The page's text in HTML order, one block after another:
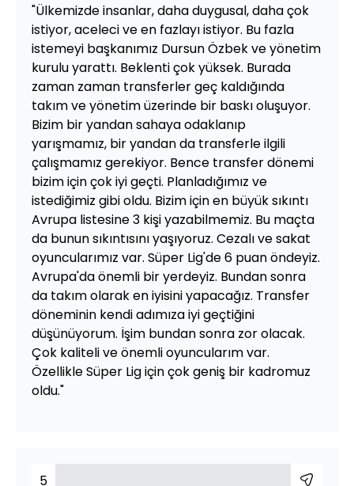
"Ülkemizde insanlar, daha duygusal, daha çok
istiyor, aceleci ve en fazlayı istiyor. Bu fazla
istemeyi başkanımız Dursun Özbek ve yönetim
kurulu yarattı. Beklenti çok yüksek. Burada
zaman zaman transferler geç kaldığında
takım ve yönetim üzerinde bir baskı oluşuyor.
Bizim bir yandan sahaya odaklanıp
yarışmamız, bir yandan da transferle ilgili
çalışmamız gerekiyor. Bence transfer dönemi
bizim için çok iyi geçti. Planladığımız ve
istediğimiz gibi oldu. Bizim için en büyük sıkıntı
Avrupa listesine 3 kişi yazabilmemiz. Bu maçta
da bunun sıkıntısını yaşıyoruz. Cezalı ve sakat
oyuncularımız var. Süper Lig'de 6 puan öndeyiz.
Avrupa'da önemli bir yerdeyiz. Bundan sonra
da takım olarak en iyisini yapacağız. Transfer
döneminin kendi adımıza iyi geçtiğini
düşünüyorum. İşim bundan sonra zor olacak.
Çok kaliteli ve önemli oyuncularım var.
Özellikle Süper Lig için çok geniş bir kadromuz
oldu."
5